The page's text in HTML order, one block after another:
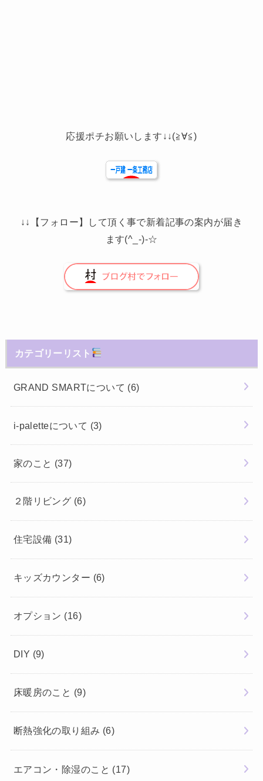
応援ポチお願いします↓↓(≧∀≦)
↓↓【フォロー】して頂く事で新着記事の案内が届き
ます(^_-)-☆
カテゴリーリスト
GRAND SMARTについて (6)
i-paletteについて (3)
家のこと (37)
２階リビング (6)
住宅設備 (31)
キッズカウンター (6)
オプション (16)
DIY (9)
床暖房のこと (9)
断熱強化の取り組み (6)
エアコン・除湿のこと (17)